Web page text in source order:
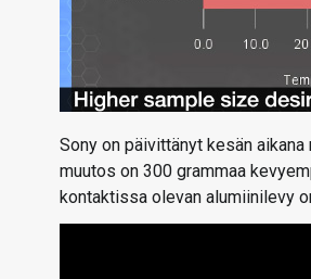
Sony on päivittänyt kesän
muutos on 300 grammaa
kontaktissa olevan alumiinilevy